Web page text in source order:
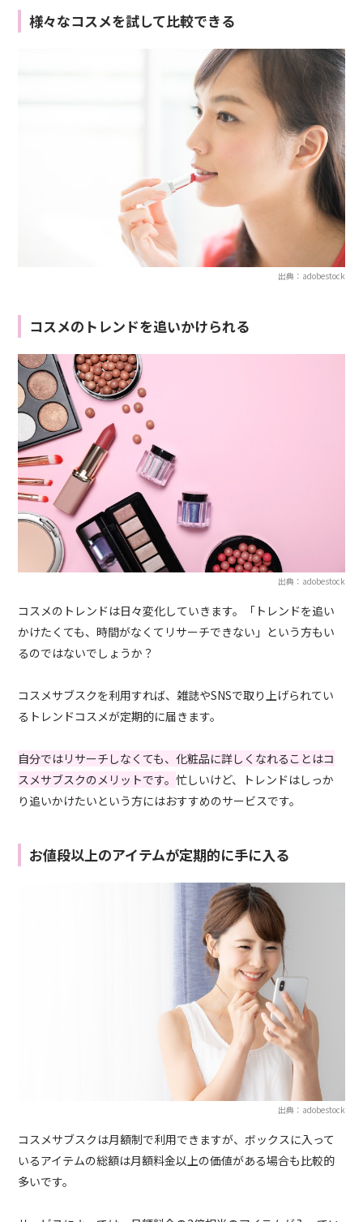
様々なコスメを試して比較できる
出典：adobestock
コスメのトレンドを追いかけられる
出典：adobestock
コスメのトレンドは日々変化していきます。「トレンドを追い
かけたくても、時間がなくてリサーチできない」という方もい
るのではないでしょうか？
コスメサブスクを利用すれば、雑誌やSNSで取り上げられてい
るトレンドコスメが定期的に届きます。
自分ではリサーチしなくても、化粧品に詳しくなれることはコ
スメサブスクのメリットです。忙しいけど、トレンドはしっか
り追いかけたいという方にはおすすめのサービスです。
お値段以上のアイテムが定期的に手に入る
出典：adobestock
コスメサブスクは月額制で利用できますが、ボックスに入って
いるアイテムの総額は月額料金以上の価値がある場合も比較的
多いです。